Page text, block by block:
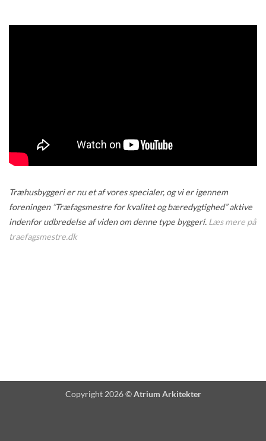
Træhusbyggeri er nu et af vores specialer, og vi er igennem
foreningen ”Træfagsmestre for kvalitet og bæredygtighed” aktive
indenfor udbredelse af viden om denne type byggeri. Læs mere på
traefagsmestre.dk
Copyright 2026 ©Atrium Arkitekter